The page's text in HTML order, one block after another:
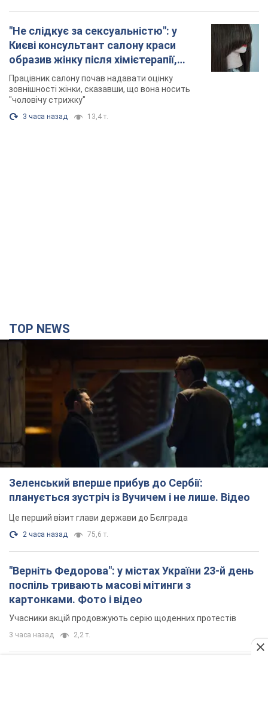
"Не слідкує за сексуальністю": у
Києві консультант салону краси
образив жінку після хімієтерапії,
розгорівся скандал. Фото
Працівник салону почав надавати оцінку
зовнішності жінки, сказавши, що вона носить
"чоловічу стрижку"
3 часа назад 13,4 т.
TOP NEWS
Зеленський вперше прибув до Сербії:
планується зустріч із Вучичем і не лише. Відео
Це перший візит глави держави до Бєлграда
2 часа назад 75,6 т.
"Верніть Федорова": у містах України 23-й день
поспіль тривають масові мітинги з
картонками. Фото і відео
Учасники акцій продовжують серію щоденних протестів
3 часа назад 2,2 т.